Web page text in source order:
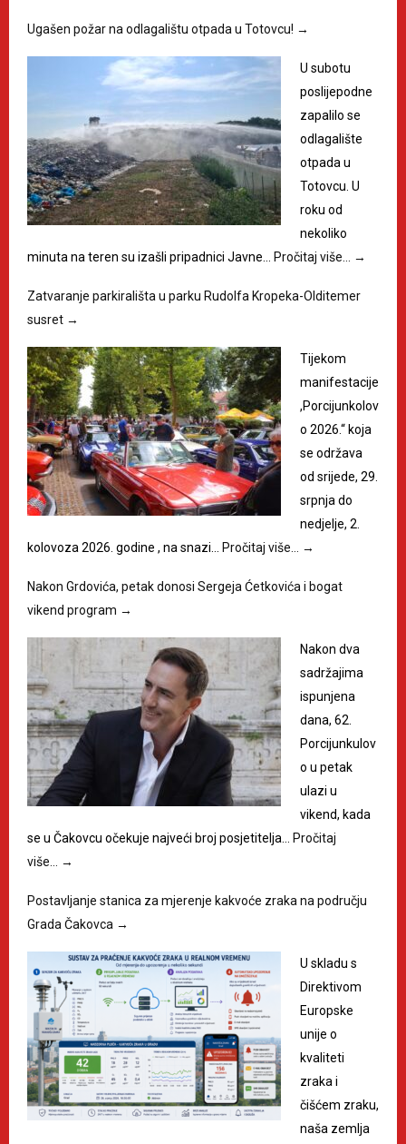
Ugašen požar na odlagalištu otpada u Totovcu! →
U subotu
poslijepodne
zapalilo se
odlagalište
otpada u
Totovcu. U
roku od
nekoliko
minuta na teren su izašli pripadnici Javne…
Pročitaj više… →
Zatvaranje parkirališta u parku Rudolfa Kropeka-Olditemer
susret →
Tijekom
manifestacije
,Porcijunkolov
o 2026.“ koja
se održava
od srijede, 29.
srpnja do
nedjelje, 2.
kolovoza 2026. godine , na snazi…
Pročitaj više… →
Nakon Grdovića, petak donosi Sergeja Ćetkovića i bogat
vikend program →
Nakon dva
sadržajima
ispunjena
dana, 62.
Porcijunkulov
o u petak
ulazi u
vikend, kada
se u Čakovcu očekuje najveći broj posjetitelja…
Pročitaj
više…
→
Postavljanje stanica za mjerenje kakvoće zraka na području
Grada Čakovca →
U skladu s
Direktivom
Europske
unije o
kvaliteti
zraka i
čišćem zraku,
naša zemlja